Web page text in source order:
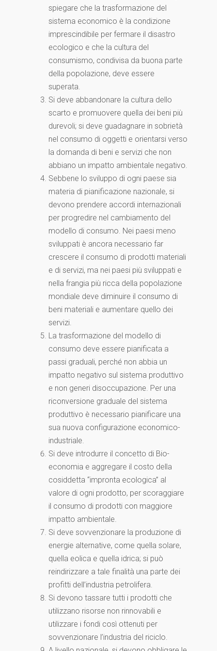
spiegare che la trasformazione del
sistema economico è la condizione
imprescindibile per fermare il disastro
ecologico e che la cultura del
consumismo, condivisa da buona parte
della popolazione, deve essere
superata.
Si deve abbandonare la cultura dello
scarto e promuovere quella dei beni più
durevoli; si deve guadagnare in sobrietà
nel consumo di oggetti e orientarsi verso
la domanda di beni e servizi che non
abbiano un impatto ambientale negativo.
Sebbene lo sviluppo di ogni paese sia
materia di pianificazione nazionale, si
devono prendere accordi internazionali
per progredire nel cambiamento del
modello di consumo. Nei paesi meno
sviluppati è ancora necessario far
crescere il consumo di prodotti materiali
e di servizi, ma nei paesi più sviluppati e
nella frangia più ricca della popolazione
mondiale deve diminuire il consumo di
beni materiali e aumentare quello dei
servizi.
La trasformazione del modello di
consumo deve essere pianificata a
passi graduali, perché non abbia un
impatto negativo sul sistema produttivo
e non generi disoccupazione. Per una
riconversione graduale del sistema
produttivo è necessario pianificare una
sua nuova configurazione economico-
industriale.
Si deve introdurre il concetto di Bio-
economia e aggregare il costo della
cosiddetta “impronta ecologica” al
valore di ogni prodotto, per scoraggiare
il consumo di prodotti con maggiore
impatto ambientale.
Si deve sovvenzionare la produzione di
energie alternative, come quella solare,
quella eolica e quella idrica; si può
reindirizzare a tale finalità una parte dei
profitti dell’industria petrolifera.
Si devono tassare tutti i prodotti che
utilizzano risorse non rinnovabili e
utilizzare i fondi così ottenuti per
sovvenzionare l’industria del riciclo.